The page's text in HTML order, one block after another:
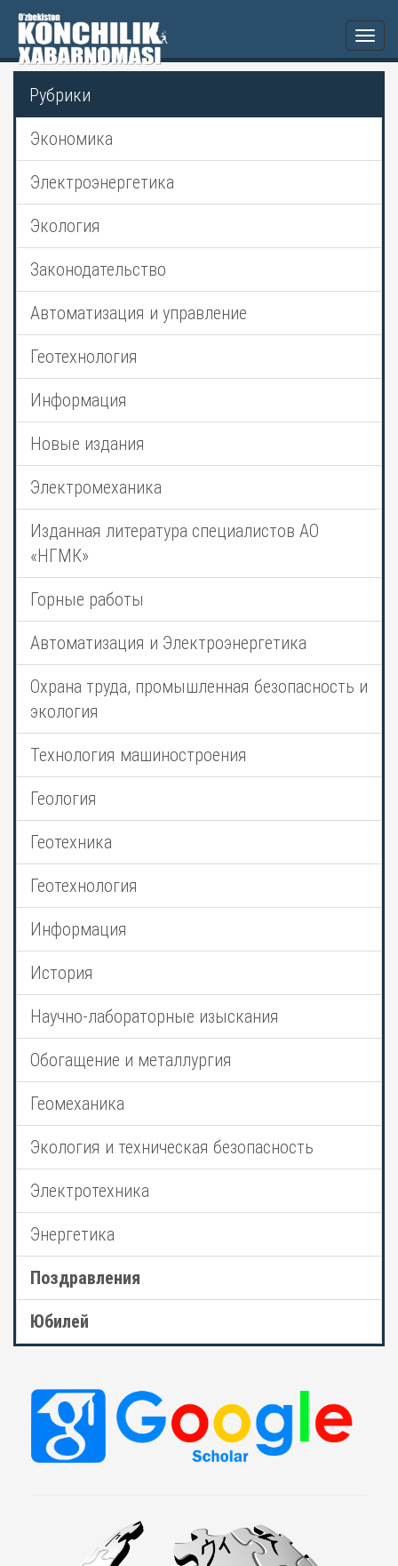
Рубрики
Экономика
Электроэнергетика
Экология
Законодательство
Автоматизация и управление
Геотехнология
Информация
Новые издания
Электромеханика
Изданная литература специалистов АО
«НГМК»
Горные работы
Автоматизация и Электроэнергетика
Охрана труда, промышленная безопасность и
экология
Технология машиностроения
Геология
Геотехника
Геотехнология
Информация
История
Научно-лабораторные изыскания
Обогащение и металлургия
Геомеханика
Экология и техническая безопасность
Электротехника
Энергетика
Поздравления
Юбилей